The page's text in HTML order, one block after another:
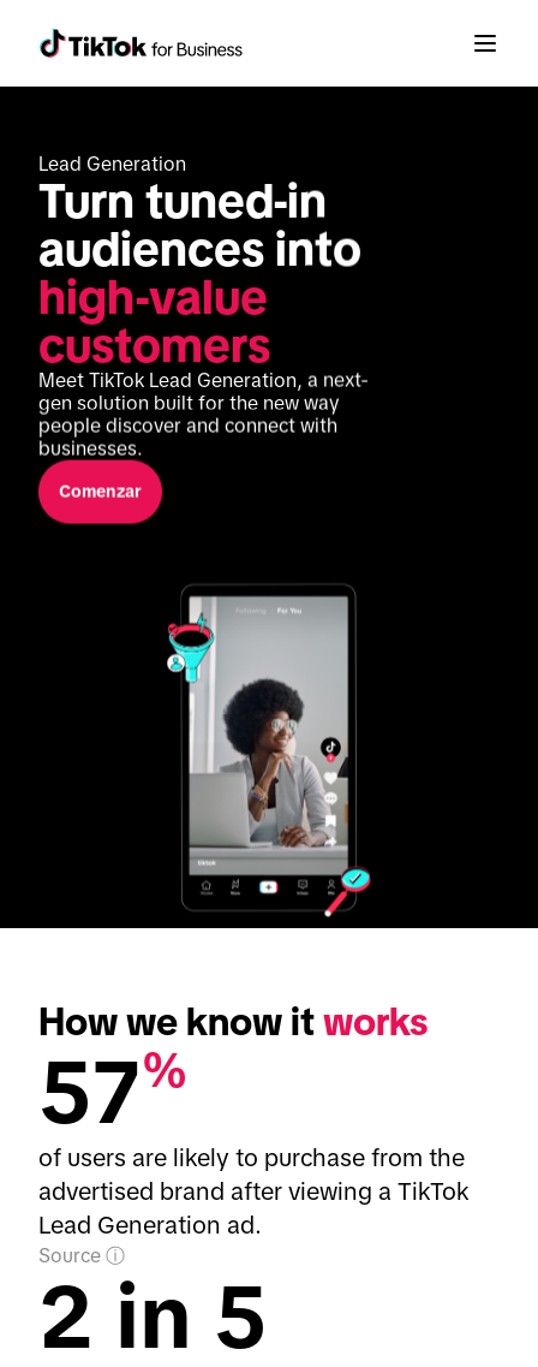
Lead Generation
Turn tuned-in
high-value
customers
Meet TikTok Lead Generation, a next-
gen solution built for the new way
people discover and connect with
businesses.
Comenzar
How we know it works
57%
of users are likely to purchase from the
advertised brand after viewing a TikTok
Lead Generation ad.
Source
2 in 5